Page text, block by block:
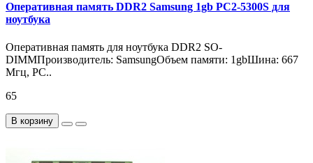
Оперативная память DDR2 Samsung 1gb PC2-5300S для
ноутбука
Оперативная память для ноутбука DDR2 SO-
DIMMПроизводитель: SamsungОбъем памяти: 1gbШина: 667
Мгц, PC..
65
В корзину